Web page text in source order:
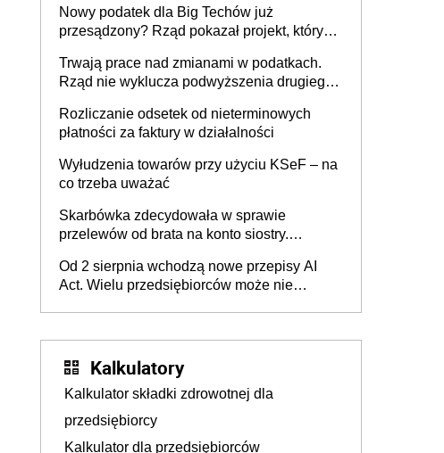
Nowy podatek dla Big Techów już
przesądzony? Rząd pokazał projekt, który
Trwają prace nad zmianami w podatkach.
Rząd nie wyklucza podwyższenia drugiego
Rozliczanie odsetek od nieterminowych
płatności za faktury w działalności
Wyłudzenia towarów przy użyciu KSeF – na
co trzeba uważać
Skarbówka zdecydowała w sprawie
przelewów od brata na konto siostry.
darowizna, ale podatku jednak nie będzie
Od 2 sierpnia wchodzą nowe przepisy AI
Act. Wielu przedsiębiorców może nie
Kalkulatory
Kalkulator składki zdrowotnej dla
przedsiębiorcy
Kalkulator dla przedsiębiorców